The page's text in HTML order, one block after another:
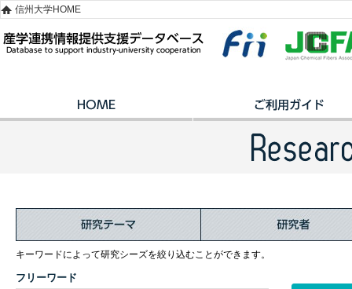
信州大学HOME
キーワードによって研究シーズを絞り込むことができます。
フリーワード